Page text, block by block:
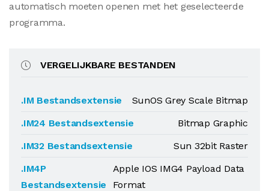
automatisch moeten openen met het geselecteerde
programma.
VERGELIJKBARE BESTANDEN
.IM Bestandsextensie
SunOS Grey Scale Bitmap
.IM24 Bestandsextensie
Bitmap Graphic
.IM32 Bestandsextensie
Sun 32bit Raster
.IM4P
Bestandsextensie
Apple IOS IMG4 Payload Data
Format